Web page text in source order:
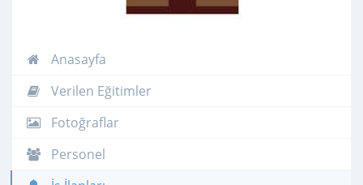
Anasayfa
Verilen Eğitimler
Fotoğraflar
Personel